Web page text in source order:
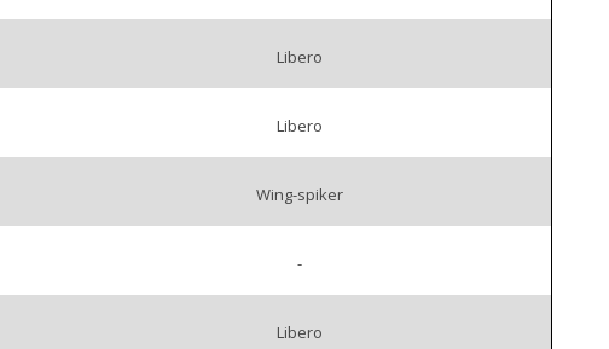
Libero
Libero
Wing-spiker
-
Libero